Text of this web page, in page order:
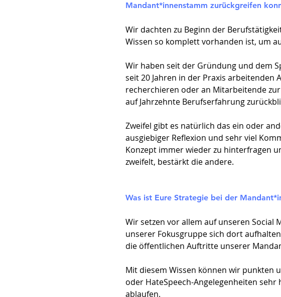
Mandant*innenstamm zurückgreifen
Wir dachten zu Beginn der
Wissen so komplett vorhanden ist, um
Wir haben seit der Gründung und dem
seit 20 Jahren in der Praxis
recherchieren oder an Mitarbeitende
auf Jahrzehnte Berufserfahrung
Zweifel gibt es natürlich das ein oder
ausgiebiger Reflexion und sehr viel
Konzept immer wieder zu hinterfragen
zweifelt, bestärkt die andere.
Was ist Eure Strategie bei der
Wir setzen vor allem auf unseren Social
unserer Fokusgruppe sich dort
die öffentlichen Auftritte unserer
Mit diesem Wissen können wir punkten
oder HateSpeech-Angelegenheiten
ablaufen.